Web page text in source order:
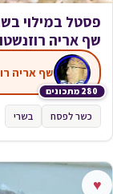
פסטל במילוי
שף אריה
280 מתכונים
שף אריה
כשר לפסח בשרי
♥